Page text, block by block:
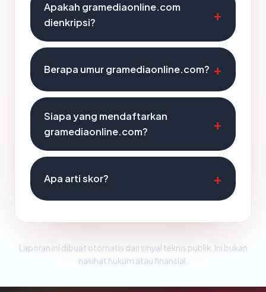
Apakah gramediaonline.com
dienkripsi?
Berapa umur gramediaonline.com?
Siapa yang mendaftarkan
gramediaonline.com?
Apa arti skor?
Laporan ini dibuat otomatis dari sinyal teknis publik. Ini bukan
nasihat hukum atau finansial.